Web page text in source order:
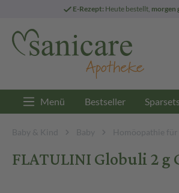
E-Rezept: Heute bestellt, morgen
Menü Bestseller Sparsets
Baby & Kind Baby Homöopathie für
FLATULINI Globuli 2